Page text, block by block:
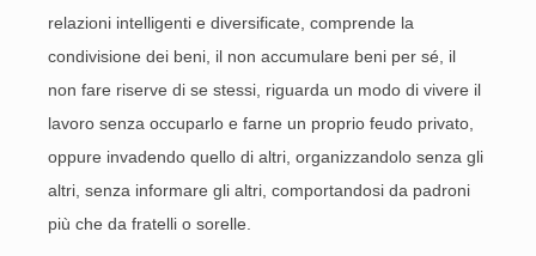
relazioni intelligenti e diversificate, comprende la
condivisione dei beni, il non accumulare beni per sé, il
non fare riserve di se stessi, riguarda un modo di vivere il
lavoro senza occuparlo e farne un proprio feudo privato,
oppure invadendo quello di altri, organizzandolo senza gli
altri, senza informare gli altri, comportandosi da padroni
più che da fratelli o sorelle.